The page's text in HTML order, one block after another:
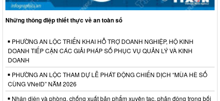
Những thông điệp thiết thực về an toàn số
PHƯỜNG AN LỘC TRIỂN KHAI HỖ TRỢ DOANH NGHIỆP, HỘ KINH
DOANH TIẾP CẬN CÁC GIẢI PHÁP SỐ PHỤC VỤ QUẢN LÝ VÀ KINH
DOANH
PHƯỜNG AN LỘC THAM DỰ LỄ PHÁT ĐỘNG CHIẾN DỊCH “MÙA HÈ SỐ
CÙNG VNeID” NĂM 2026
Nhận diện và phòng, chống xuất bản phẩm xuyên tạc, phản động trong bối